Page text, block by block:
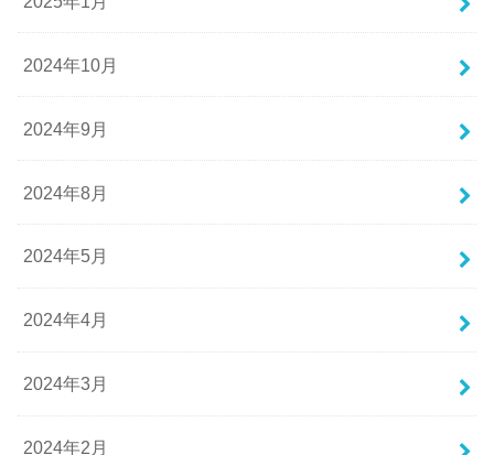
2024年10月
2024年9月
2024年8月
2024年5月
2024年4月
2024年3月
2024年2月